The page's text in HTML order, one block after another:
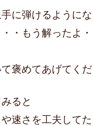
に弾けるように
・・もう解ったよ
褒めてあげてく
ると
速さを工夫してた